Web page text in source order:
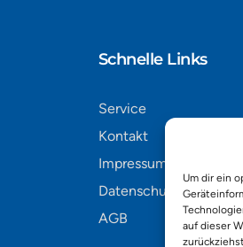
Um dir ein
auf dieser
Schnelle Links
Service
Kontakt
Impressum
Datenschutz
AGB